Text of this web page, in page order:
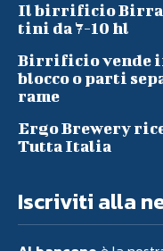
Il birrificio
tini da 7-10 hl
Birrificio vende
blocco o parti
rame
Ergo Brewery
Tutta Italia
Iscriviti alla